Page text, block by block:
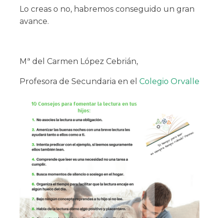
Lo creas o no, habremos conseguido un gran
avance.
Mª del Carmen López Cebrián,
Profesora de Secundaria en el Colegio Orvalle